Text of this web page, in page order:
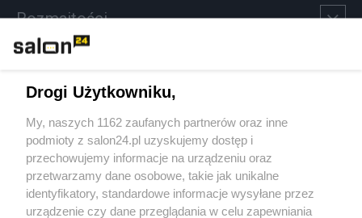
Rozmaitości
Sport
Społeczeństwo
Kultura
Drogi Użytkowniku,
My, naszych 1162 zaufanych partnerów oraz inne
podmioty z salon24.pl uzyskujemy dostęp i
przechowujemy informacje na urządzeniu oraz
przetwarzamy dane osobowe, takie jak unikalne
identyfikatory, standardowe informacje wysyłane przez
urządzenie czy dane przeglądania w celu zapewniania